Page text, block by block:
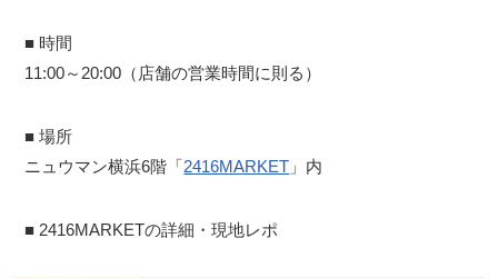
■ 時間
11:00～20:00（店舗の営業時間に則る）
■ 場所
ニュウマン横浜6階「2416MARKET 」内
■ 2416MARKETの詳細・現地レポ